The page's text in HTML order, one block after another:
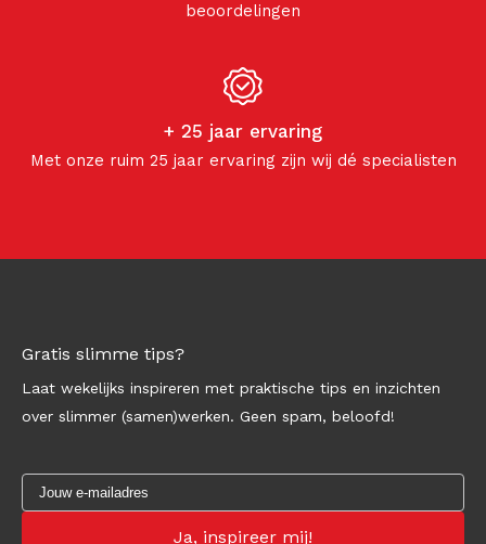
beoordelingen
+ 25 jaar ervaring
Met onze ruim 25 jaar ervaring zijn wij dé specialisten
Gratis slimme tips?
Laat wekelijks inspireren met praktische tips en inzichten
over slimmer (samen)werken. Geen spam, beloofd!